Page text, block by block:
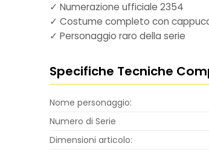
✓ Numerazione ufficiale 2354
✓ Costume completo con
✓ Personaggio raro della serie
Specifiche Tecniche
Nome personaggio:
Numero di Serie
Dimensioni articolo: